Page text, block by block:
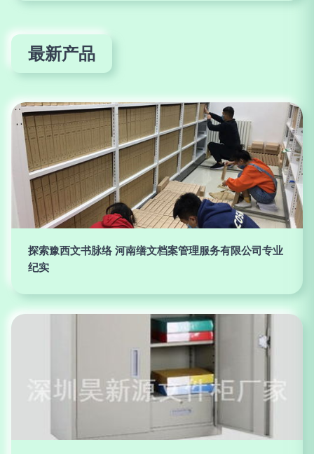
最新产品
探索豫西文书脉络 河南缮文档案管理服务有限公司专业
纪实